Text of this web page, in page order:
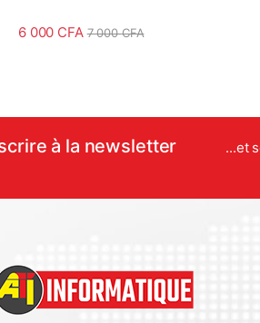
6 000 CFA 7 000CFA
à la newsletter ...et